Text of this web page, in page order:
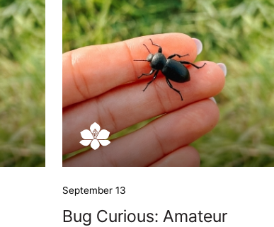
September 13
Bug Curious: Amateur